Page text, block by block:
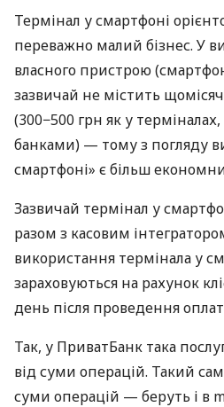
Термінал у смартфоні
переважно малий бізнес. У
власного пристрою
зазвичай не містить
(300−500 грн як у
банками) — тому з погляду
смартфоні» є більш
Зазвичай термінал у
разом з касовим
використання термінала у
зараховуються на рахунок
день після проведення
Так, у ПриватБанк така
від суми операцій. Такий
суми операцій — беруть і в